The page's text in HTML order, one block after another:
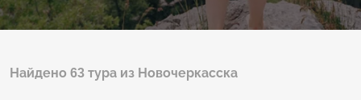
Найдено 63 тура из Новочеркасска